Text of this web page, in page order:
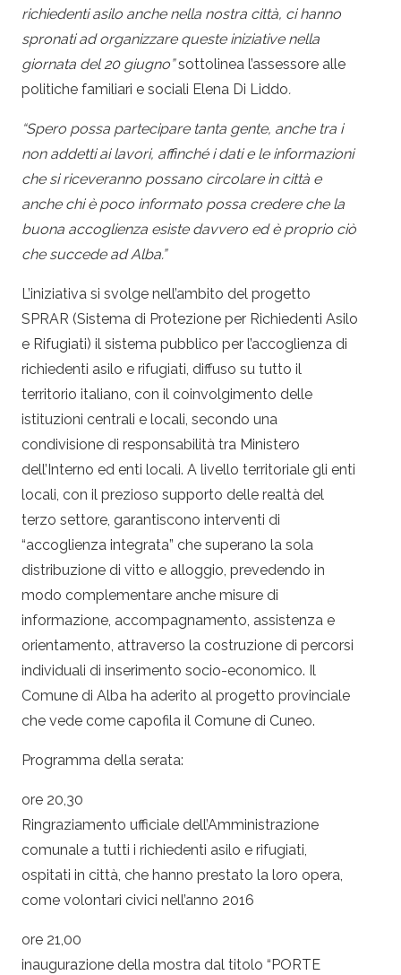
richiedenti asilo anche nella nostra città, ci hanno
spronati ad organizzare queste iniziative nella
giornata del 20 giugno”sottolinea l’assessore alle
politiche familiari e sociali Elena Di Liddo.
“Spero possa partecipare tanta gente, anche tra i
non addetti ai lavori, affinché i dati e le informazioni
che si riceveranno possano circolare in città e
anche chi è poco informato possa credere che la
buona accoglienza esiste davvero ed è proprio ciò
che succede ad Alba.”
L’iniziativa si svolge nell’ambito del progetto
SPRAR (Sistema di Protezione per Richiedenti Asilo
e Rifugiati) il sistema pubblico per l’accoglienza di
richiedenti asilo e rifugiati, diffuso su tutto il
territorio italiano, con il coinvolgimento delle
istituzioni centrali e locali, secondo una
condivisione di responsabilità tra Ministero
dell’Interno ed enti locali. A livello territoriale gli enti
locali, con il prezioso supporto delle realtà del
terzo settore, garantiscono interventi di
“accoglienza integrata” che superano la sola
distribuzione di vitto e alloggio, prevedendo in
modo complementare anche misure di
informazione, accompagnamento, assistenza e
orientamento, attraverso la costruzione di percorsi
individuali di inserimento socio-economico. Il
Comune di Alba ha aderito al progetto provinciale
che vede come capofila il Comune di Cuneo.
Programma della serata:
ore 20,30
Ringraziamento ufficiale dell’Amministrazione
comunale a tutti i richiedenti asilo e rifugiati,
ospitati in città, che hanno prestato la loro opera,
come volontari civici nell’anno 2016
ore 21,00
inaugurazione della mostra dal titolo “PORTE